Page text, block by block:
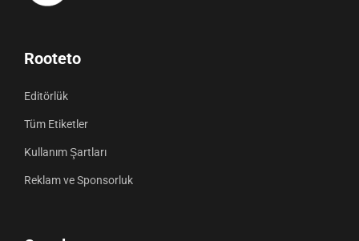
Rooteto
Editörlük
Tüm Etiketler
Kullanım Şartları
Reklam ve Sponsorluk